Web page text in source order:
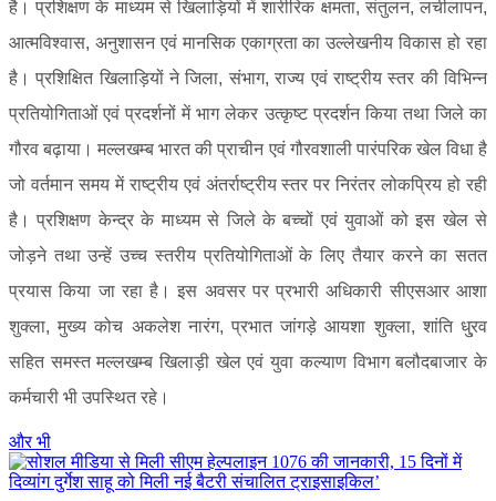
है। प्रशिक्षण के माध्यम से खिलाड़ियों में शारीरिक क्षमता, संतुलन, लचीलापन,
आत्मविश्वास, अनुशासन एवं मानसिक एकाग्रता का उल्लेखनीय विकास हो रहा
है। प्रशिक्षित खिलाड़ियों ने जिला, संभाग, राज्य एवं राष्ट्रीय स्तर की विभिन्न
प्रतियोगिताओं एवं प्रदर्शनों में भाग लेकर उत्कृष्ट प्रदर्शन किया तथा जिले का
गौरव बढ़ाया। मल्लखम्ब भारत की प्राचीन एवं गौरवशाली पारंपरिक खेल विधा है
जो वर्तमान समय में राष्ट्रीय एवं अंतर्राष्ट्रीय स्तर पर निरंतर लोकप्रिय हो रही
है। प्रशिक्षण केन्द्र के माध्यम से जिले के बच्चों एवं युवाओं को इस खेल से
जोड़ने तथा उन्हें उच्च स्तरीय प्रतियोगिताओं के लिए तैयार करने का सतत
प्रयास किया जा रहा है। इस अवसर पर प्रभारी अधिकारी सीएसआर आशा
शुक्ला, मुख्य कोच अकलेश नारंग, प्रभात जांगड़े आयशा शुक्ला, शांति धु्रव
सहित समस्त मल्लखम्ब खिलाड़ी खेल एवं युवा कल्याण विभाग बलौदबाजार के
कर्मचारी भी उपस्थित रहे।
और भी